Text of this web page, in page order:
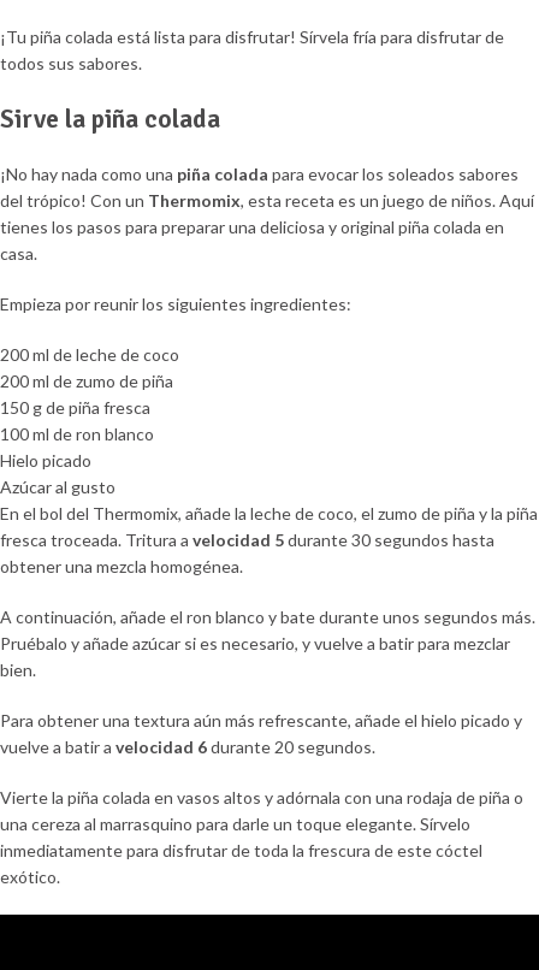
¡Tu piña colada está lista para disfrutar! Sírvela fría para disfrutar de
todos sus sabores.
Sirve la piña colada
¡No hay nada como una piña colada para evocar los soleados sabores
del trópico! Con un Thermomix, esta receta es un juego de niños. Aquí
tienes los pasos para preparar una deliciosa y original piña colada en
casa.
Empieza por reunir los siguientes ingredientes:
200 ml de leche de coco
200 ml de zumo de piña
150 g de piña fresca
100 ml de ron blanco
Hielo picado
Azúcar al gusto
En el bol del Thermomix, añade la leche de coco, el zumo de piña y la piña
fresca troceada. Tritura a velocidad 5durante 30 segundos hasta
obtener una mezcla homogénea.
A continuación, añade el ron blanco y bate durante unos segundos más.
Pruébalo y añade azúcar si es necesario, y vuelve a batir para mezclar
bien.
Para obtener una textura aún más refrescante, añade el hielo picado y
vuelve a batir a velocidad 6durante 20 segundos.
Vierte la piña colada en vasos altos y adórnala con una rodaja de piña o
una cereza al marrasquino para darle un toque elegante. Sírvelo
inmediatamente para disfrutar de toda la frescura de este cóctel
exótico.